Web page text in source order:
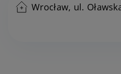
Wrocław, ul.